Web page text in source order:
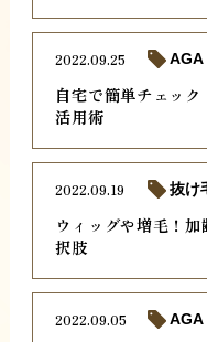
自宅で簡単チェッ
活用術
2022.09.25 AGA
ウィッグや増毛！
択肢
2022.09.19 抜け
2022.09.05 AGA